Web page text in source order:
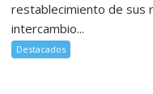
restablecimiento de sus
intercambio...
Destacados